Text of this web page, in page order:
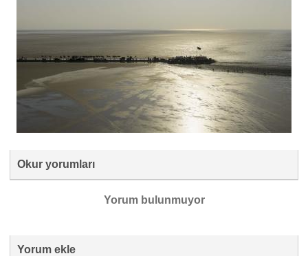
Okur yorumları
Yorum bulunmuyor
Yorum ekle